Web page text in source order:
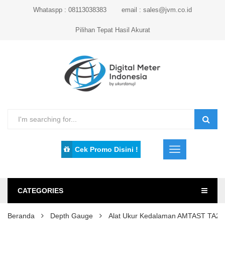
Whataspp : 08113038383 email : sales@jvm.co.id
Pilihan Tepat Hasil Akurat
Cek Promo Disini !
CATEGORIES
Beranda Depth Gauge Alat Ukur Kedalaman AMTAST